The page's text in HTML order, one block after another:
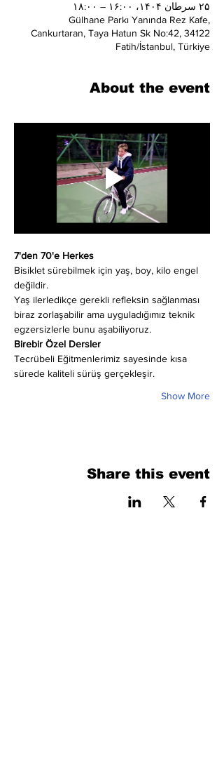
۲۵ سرطان ۱۴۰۴، ۱۶:۰۰ – ۱۸:۰۰
Gülhane Parkı Yanında Rez Kafe,
Cankurtaran, Taya Hatun Sk No:42, 34122
Fatih/İstanbul, Türkiye
About the event
7'den 70'e Herkes
Bisiklet sürebilmek için yaş, boy, kilo engel
değildir.
Yaş ilerledikçe gerekli refleksin sağlanması
biraz zorlaşabilir ama uyguladığımız teknik
egzersizlerle bunu aşabiliyoruz.
Birebir Özel Dersler
Tecrübeli Eğitmenlerimiz sayesinde kısa
sürede kaliteli sürüş gerçekleşir.
Show More
Share this event